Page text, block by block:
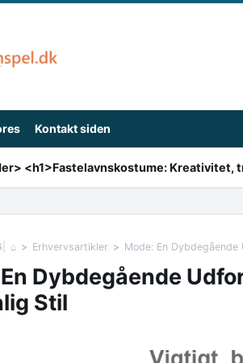
Kontakt siden
⌂ Erhvervsartikler Mode: En
Dybdegående
Stil